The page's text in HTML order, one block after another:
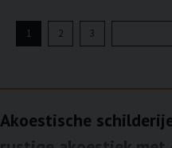
1 2 3
Akoestische